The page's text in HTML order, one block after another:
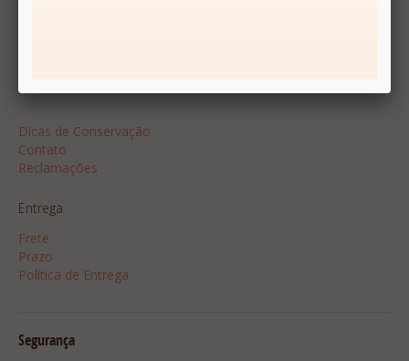
Dicas de Conservação
Contato
Reclamações
Entrega
Frete
Prazo
Política de Entrega
Segurança